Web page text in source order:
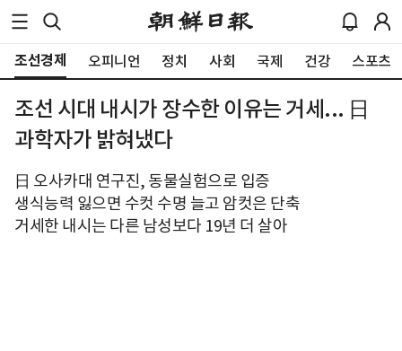
조선경제 오피니언 정치 사회 국제 건강 스포츠
조선 시대 내시가 장수한 이유는 거세... 日
과학자가 밝혀냈다
日 오사카대 연구진, 동물실험으로 입증
생식능력 잃으면 수컷 수명 늘고 암컷은 단축
거세한 내시는 다른 남성보다 19년 더 살아